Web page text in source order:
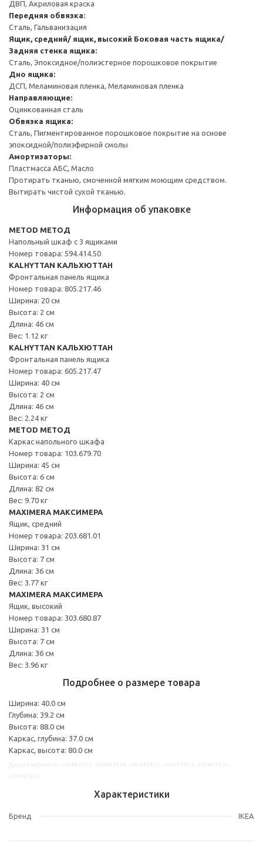
ДВП, Акриловая краска
Передняя обвязка:
Сталь, Гальванизация
Ящик, средний/ ящик, высокий Боковая часть ящика/
Задняя стенка ящика:
Сталь, Эпоксидное/полиэстерное порошковое покрытие
Дно ящика:
ДСП, Меламиновая пленка, Меламиновая пленка
Направляющие:
Оцинкованная сталь
Обвязка ящика:
Сталь, Пигментированное порошковое покрытие на основе
эпоксидной/полиэфирной смолы
Амортизаторы:
Пластмасса АБС, Масло
Протирать тканью, смоченной мягким моющим средством.
Вытирать чистой сухой тканью.
Информация об упаковке
METOD МЕТОД
Напольный шкаф с 3 ящиками
Номер товара: 594.414.50
KALHYTTAN КАЛЬХЮТТАН
Фронтальная панель ящика
Номер товара: 805.217.46
Ширина: 20 см
Высота: 2 см
Длина: 46 см
Вес: 1.12 кг
KALHYTTAN КАЛЬХЮТТАН
Фронтальная панель ящика
Номер товара: 605.217.47
Ширина: 40 см
Высота: 2 см
Длина: 46 см
Вес: 2.24 кг
METOD МЕТОД
Каркас напольного шкафа
Номер товара: 103.679.70
Ширина: 45 см
Высота: 6 см
Длина: 82 см
Вес: 9.70 кг
MAXIMERA МАКСИМЕРА
Ящик, средний
Номер товара: 203.681.01
Ширина: 31 см
Высота: 7 см
Длина: 36 см
Вес: 3.77 кг
MAXIMERA МАКСИМЕРА
Ящик, высокий
Номер товара: 303.680.87
Ширина: 31 см
Высота: 7 см
Длина: 36 см
Вес: 3.96 кг
Подробнее о размере товара
Ширина: 40.0 см
Глубина: 39.2 см
Высота: 88.0 см
Каркас, глубина: 37.0 см
Каркас, высота: 80.0 см
Характеристики
Бренд IKEA